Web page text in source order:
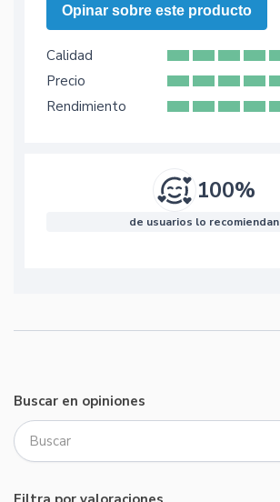
Opinar sobre este producto
Calidad
Precio
Rendimiento
100%
de usuarios lo recomiendan
Buscar en opiniones